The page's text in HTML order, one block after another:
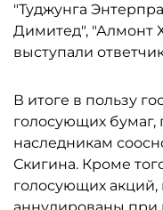
"Туджунга
Димитед", "Алмонт
выступали
В итоге в пользу
голосующих
наследникам
Скигина. Кроме
голосующих